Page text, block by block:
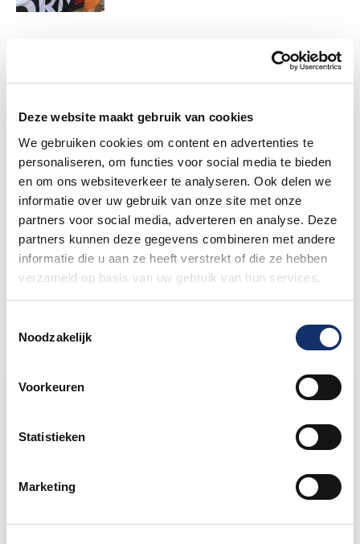
Deze website maakt gebruik van cookies
We gebruiken cookies om content en advertenties te
personaliseren, om functies voor social media te bieden
en om ons websiteverkeer te analyseren. Ook delen we
informatie over uw gebruik van onze site met onze
partners voor social media, adverteren en analyse. Deze
partners kunnen deze gegevens combineren met andere
informatie die u aan ze heeft verstrekt of die ze hebben
verzameld op basis van uw gebruik van hun services.
Noodzakelijk
Voorkeuren
Statistieken
Marketing
weersomstandigheden op de route
27 mei 2026
Daginschrijvingen Obvion Limburgs
Mooiste 2026
27 mei 2026
Nieuw betaalsysteem op het
festivalterrein
Sportograf is er weer bij om jouw mooiste
KWF